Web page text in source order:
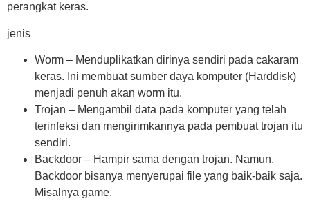
perangkat keras.
jenis
Worm – Menduplikatkan dirinya sendiri pada cakaram
keras. Ini membuat sumber daya komputer (Harddisk)
menjadi penuh akan worm itu.
Trojan – Mengambil data pada komputer yang telah
terinfeksi dan mengirimkannya pada pembuat trojan itu
sendiri.
Backdoor – Hampir sama dengan trojan. Namun,
Backdoor bisanya menyerupai file yang baik-baik saja.
Misalnya game.